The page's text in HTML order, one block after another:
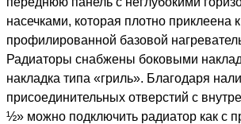
насечками, которая плотно приклеена к
профилированной базовой
Радиаторы снабжены боковыми
накладка типа «гриль». Благодаря
присоединительных отверстий с
½» можно подключить радиатор как с